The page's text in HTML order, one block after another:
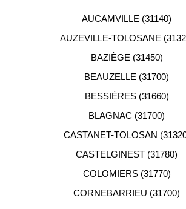
Notre équipe de conseillers se tient
votre disposition pour vous aider
recherche d'appartement
AUCAMVILLE (31140)
AUZEVILLE-TOLOSANE
BAZIÈGE (31450)
BEAUZELLE (31700)
BESSIÈRES (31660)
BLAGNAC (31700)
CASTANET-TOLOSAN
CASTELGINEST (31780)
COLOMIERS (31770)
CORNEBARRIEU (31700)